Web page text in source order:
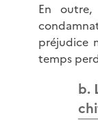
En
préjudice
temps
b.